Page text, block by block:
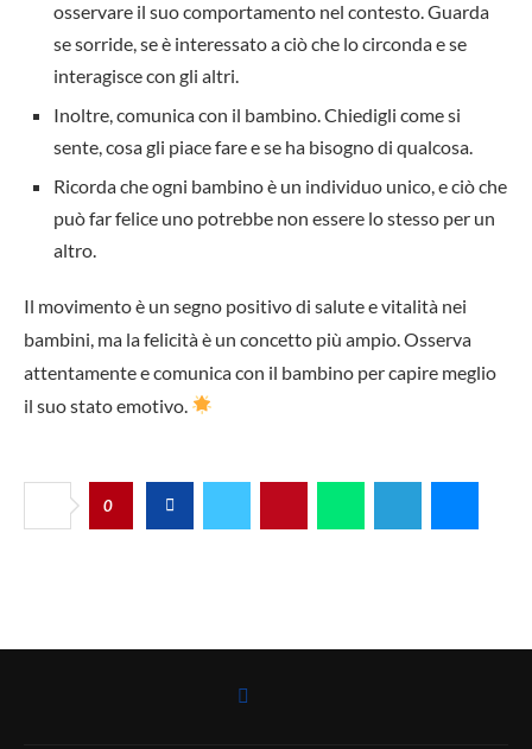
osservare il suo comportamento nel contesto. Guarda
se sorride, se è interessato a ciò che lo circonda e se
interagisce con gli altri.
Inoltre, comunica con il bambino. Chiedigli come si
sente, cosa gli piace fare e se ha bisogno di qualcosa.
Ricorda che ogni bambino è un individuo unico, e ciò che
può far felice uno potrebbe non essere lo stesso per un
altro.
Il movimento è un segno positivo di salute e vitalità nei
bambini, ma la felicità è un concetto più ampio. Osserva
attentamente e comunica con il bambino per capire meglio
il suo stato emotivo.
0